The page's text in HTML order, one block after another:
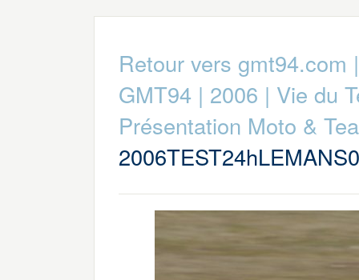
Retour vers gmt94.com
GMT94 | 2006 | Vie du
Présentation Moto &